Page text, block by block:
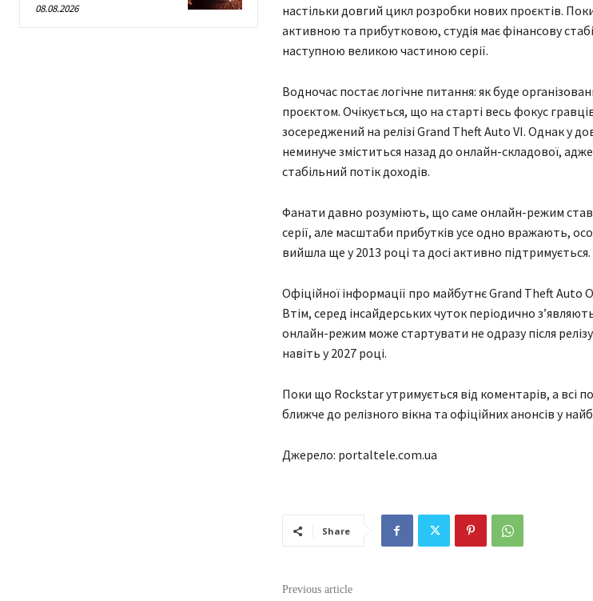
08.08.2026
настільки довгий цикл розробки нових проєктів.
активною та прибутковою, студія має фінансову
наступною великою частиною серії.
Водночас постає логічне питання: як буде
проєктом. Очікується, що на старті весь фокус
зосереджений на релізі Grand Theft Auto VI. Однак у
неминуче зміститься назад до онлайн-складової,
стабільний потік доходів.
Фанати давно розуміють, що саме онлайн-режим
серії, але масштаби прибутків усе одно вражають,
вийшла ще у 2013 році та досі активно підтримується.
Офіційної інформації про майбутнє Grand Theft Auto
Втім, серед інсайдерських чуток періодично
онлайн-режим може стартувати не одразу після
навіть у 2027 році.
Поки що Rockstar утримується від коментарів, а всі
ближче до релізного вікна та офіційних анонсів у
Джерело: portaltele.com.ua
Share
Previous article